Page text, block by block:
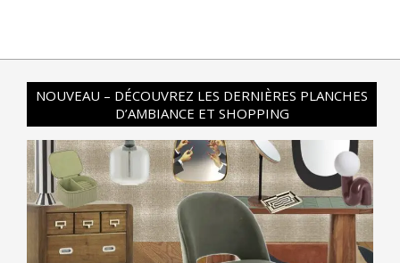
NOUVEAU – DÉCOUVREZ LES DERNIÈRES PLANCHES
D’AMBIANCE ET SHOPPING